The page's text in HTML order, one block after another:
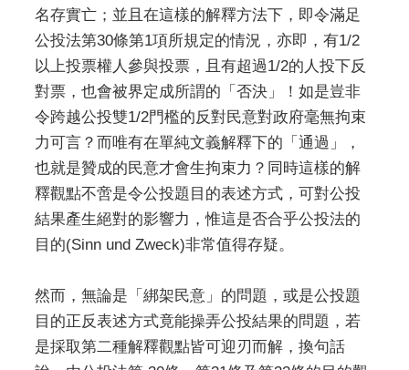
名存實亡；並且在這樣的解釋方法下，即令滿足
公投法第30條第1項所規定的情況，亦即，有1/2
以上投票權人參與投票，且有超過1/2的人投下反
對票，也會被界定成所謂的「否決」！如是豈非
令跨越公投雙1/2門檻的反對民意對政府毫無拘束
力可言？而唯有在單純文義解釋下的「通過」，
也就是贊成的民意才會生拘束力？同時這樣的解
釋觀點不啻是令公投題目的表述方式，可對公投
結果產生絕對的影響力，惟這是否合乎公投法的
目的(Sinn und Zweck)非常值得存疑。
然而，無論是「綁架民意」的問題，或是公投題
目的正反表述方式竟能操弄公投結果的問題，若
是採取第二種解釋觀點皆可迎刃而解，換句話